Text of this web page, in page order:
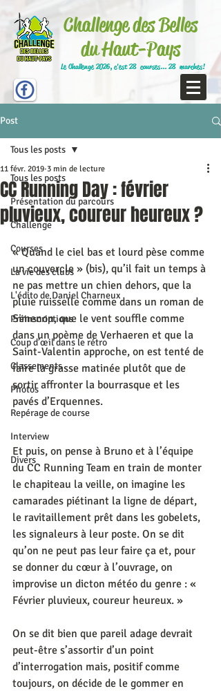
Challenge des Belles
du Haut-Pays
Le Challenge 2026, c'est 28 courses... 28 marches!
Post
Tous les posts
Présentation du parcours
Challenge
Courses
La vie des clubs
L'édito de Daniel Charneux
Préinscriptions
Coup d’œil dans le rétro
Classements
Photos
Repérage de course
Interview
Divers
Tous les posts
CC Running Day : février
pluvieux, coureur heureux ?
11 févr. 2019 3 min de lecture
« Quand le ciel bas et lourd pèse comme
un couvercle » (bis), qu’il fait un temps à
ne pas mettre un chien dehors, que la
pluie ruisselle comme dans un roman de
Simenon, que le vent souffle comme
dans un poème de Verhaeren et que la
Saint-Valentin approche, on est tenté de
faire la grasse matinée plutôt que de
sortir affronter la bourrasque et les
pavés d’Erquennes.
Et puis, on pense à Bruno et à l’équipe
du CC Running Team en train de monter
le chapiteau la veille, on imagine les
camarades piétinant la ligne de départ,
le ravitaillement prêt dans les gobelets,
les signaleurs à leur poste. On se dit
qu’on ne peut pas leur faire ça et, pour
se donner du cœur à l’ouvrage, on
improvise un dicton météo du genre : «
Février pluvieux, coureur heureux. »
On se dit bien que pareil adage devrait
peut-être s’assortir d’un point
d’interrogation mais, positif comme
toujours, on décide de le gommer en